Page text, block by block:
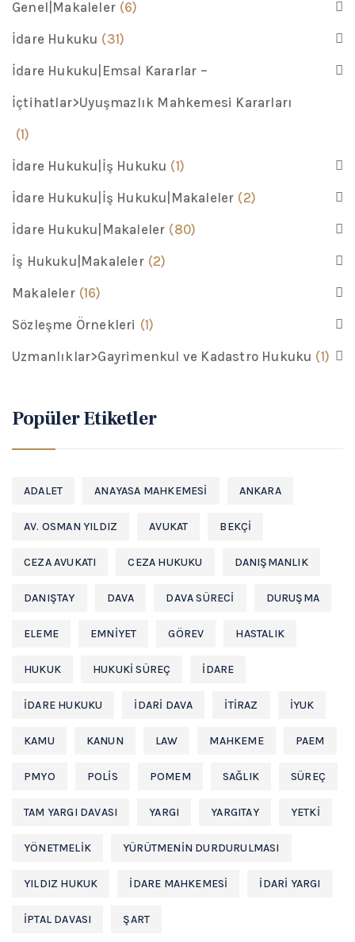
Genel|Makaleler (6)
İdare Hukuku (31)
İdare Hukuku|Emsal Kararlar –
İçtihatlar>Uyuşmazlık Mahkemesi Kararları
(1)
İdare Hukuku|İş Hukuku (1)
İdare Hukuku|İş Hukuku|Makaleler (2)
İdare Hukuku|Makaleler (80)
İş Hukuku|Makaleler (2)
Makaleler (16)
Sözleşme Örnekleri (1)
Uzmanlıklar>Gayrimenkul ve Kadastro Hukuku (1)
Popüler Etiketler
ADALET ANAYASA MAHKEMESI ANKARA
AV. OSMAN YILDIZ AVUKAT BEKÇI
CEZA AVUKATI CEZA HUKUKU DANIŞMANLIK
DANIŞTAY DAVA DAVA SÜRECI DURUŞMA
ELEME EMNIYET GÖREV HASTALIK
HUKUK HUKUKI SÜREÇ IDARE
IDARE HUKUKU IDARI DAVA ITIRAZ IYUK
KAMU KANUN LAW MAHKEME PAEM
PMYO POLIS POMEM SAĞLIK SÜREÇ
TAM YARGI DAVASI YARGI YARGITAY YETKI
YÖNETMELIK YÜRÜTMENIN DURDURULMASI
YILDIZ HUKUK İDARE MAHKEMESİ İDARİ YARGI
İPTAL DAVASI ŞART